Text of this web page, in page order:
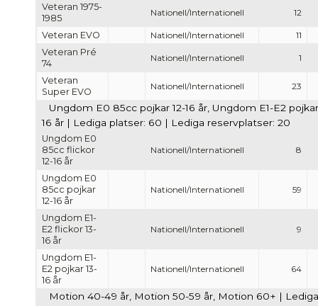
Veteran 1975-
1985
Nationell/Internationell 12
Veteran EVO Nationell/Internationell
11
Veteran Pré
74
Nationell/Internationell 1
Veteran
Super EVO
Nationell/Internationell 23
Ungdom E0 85cc pojkar 12-16 år, Ungdom E1-E2
16 år | Lediga platser: 60 | Lediga reservplatser: 20
Ungdom E0
85cc flickor
12-16 år
Nationell/Internationell 8
Ungdom E0
85cc pojkar
12-16 år
Nationell/Internationell 59
Ungdom E1-
E2 flickor 13-
16 år
Nationell/Internationell 9
Ungdom E1-
E2 pojkar 13-
16 år
Nationell/Internationell 64
Motion 40-49 år, Motion 50-59 år, Motion 60+ |